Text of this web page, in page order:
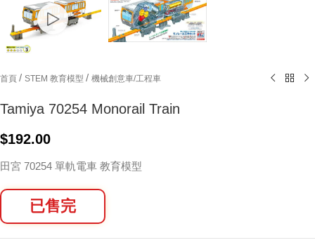
首頁 / STEM 教育模型 / 機械創意車/工程車
Tamiya 70254 Monorail Train
$192.00
田宮 70254 單軌電車 教育模型
已售完